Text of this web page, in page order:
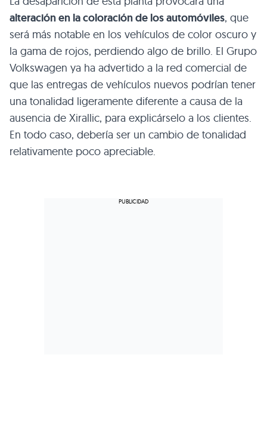
alteración en la coloración de los automóviles, que
será más notable en los vehículos de color oscuro y
la gama de rojos, perdiendo algo de brillo. El Grupo
Volkswagen ya ha advertido a la red comercial de
que las entregas de vehículos nuevos podrían tener
una tonalidad ligeramente diferente a causa de la
ausencia de Xirallic, para explicárselo a los clientes.
En todo caso, debería ser un cambio de tonalidad
relativamente poco apreciable.